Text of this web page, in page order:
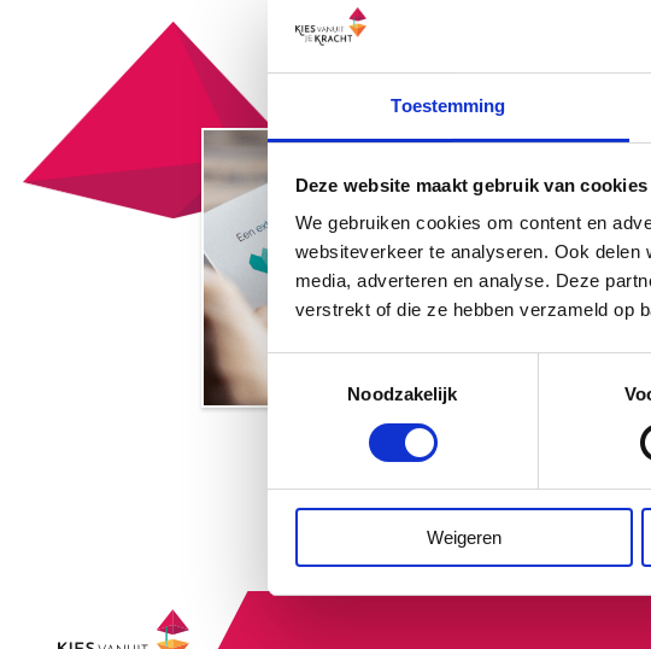
Toestemming
Deze website maakt gebruik van cookies
We gebruiken cookies om content en
websiteverkeer te analyseren. Ook
media, adverteren en analyse. Deze
verstrekt of die ze hebben verzameld op
Noodzakelijk
Weigeren